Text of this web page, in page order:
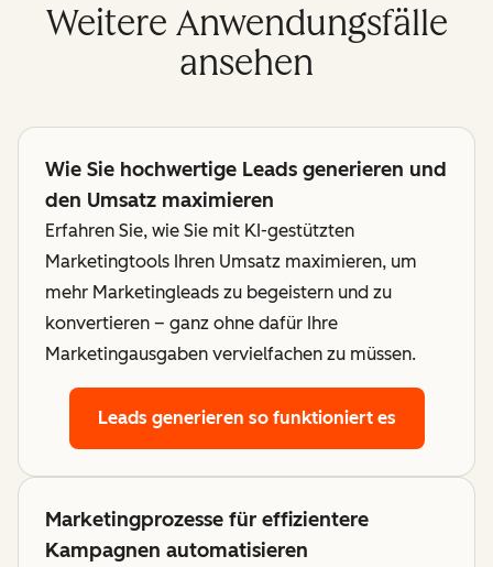
Weitere Anwendungsfälle
ansehen
Wie Sie hochwertige Leads generieren und
den Umsatz maximieren
Erfahren Sie, wie Sie mit KI-gestützten
Marketingtools Ihren Umsatz maximieren, um
mehr Marketingleads zu begeistern und zu
konvertieren – ganz ohne dafür Ihre
Marketingausgaben vervielfachen zu müssen.
Leads generieren so funktioniert es
Marketingprozesse für effizientere
Kampagnen automatisieren